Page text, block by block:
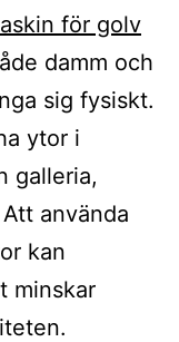
för golv
damm och
sig fysiskt.
ytor i
galleria,
använda
kan
minskar